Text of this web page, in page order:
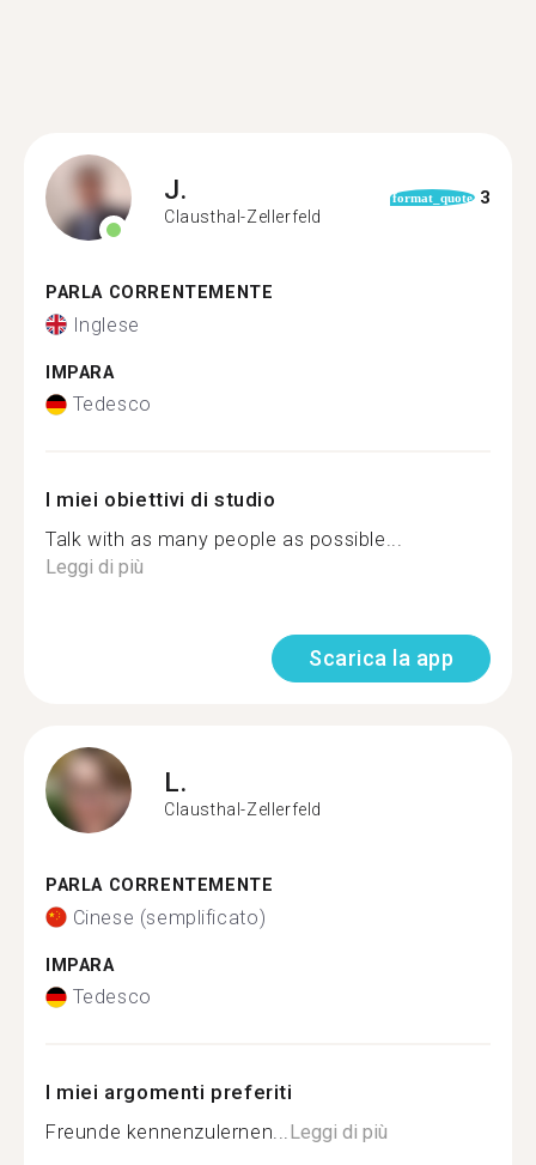
J.
Clausthal-Zellerfeld
format_quote 3
PARLA CORRENTEMENTE
Inglese
IMPARA
Tedesco
I miei obiettivi di studio
Talk with as many people as possible...
Leggi di più
Scarica la app
L.
Clausthal-Zellerfeld
PARLA CORRENTEMENTE
Cinese (semplificato)
IMPARA
Tedesco
I miei argomenti preferiti
Freunde kennenzulernen...Leggi di più